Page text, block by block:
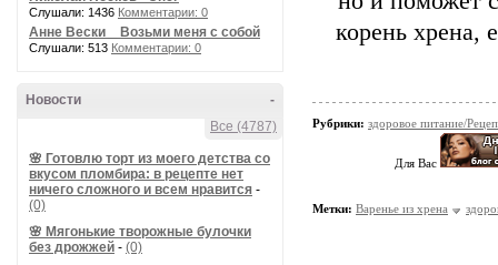
Слушали: 1436 Комментарии: 0
Анне Вески _ Возьми меня с собой
Слушали: 513 Комментарии: 0
-
Новости
Все (4787)
🌸 Готовлю торт из моего детства со
вкусом пломбира: в рецепте нет
ничего сложного и всем нравится -
(0)
🌸 Мягонькие творожные булочки
без дрожжей - (0)
корень хрена,
Рубрики: здоровое питание/
Для Вас
Метки: Варенье из хрена